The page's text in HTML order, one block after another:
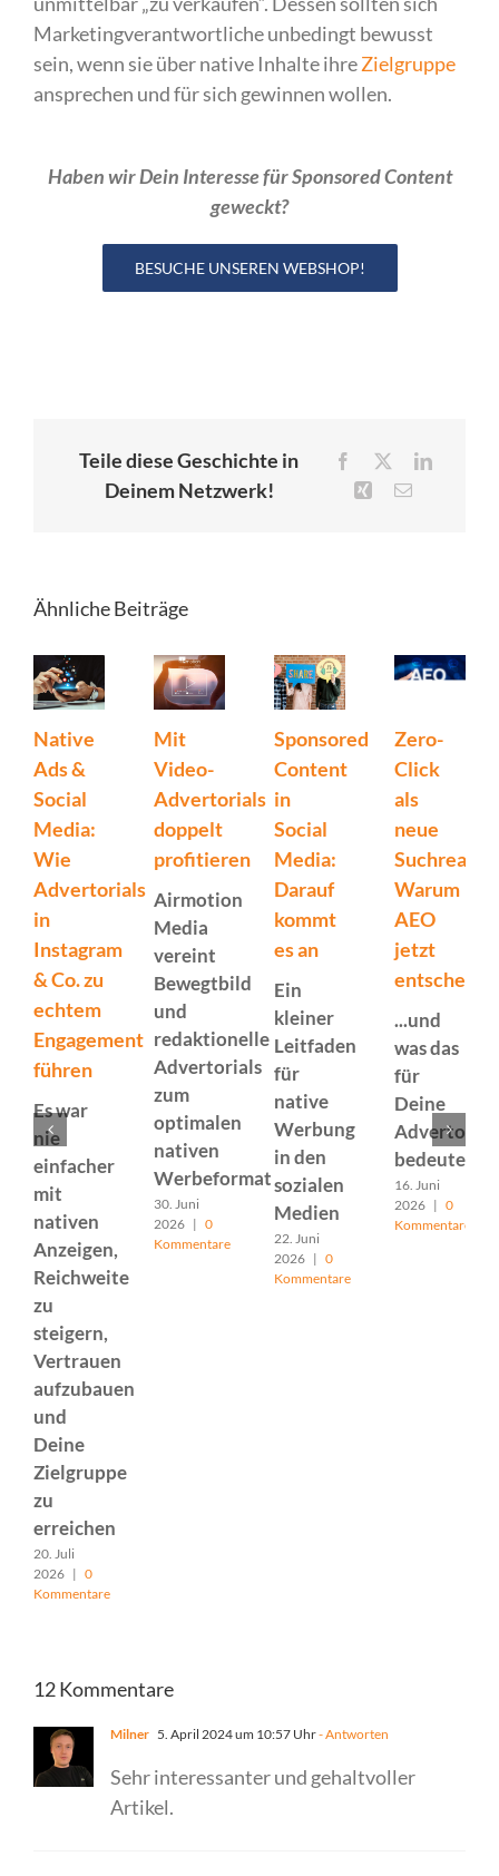
Marketingverantwortliche unbedingt bewusst
sein, wenn sie über native Inhalte ihreZielgruppe
ansprechen und für sich gewinnen wollen.
Haben wir Dein Interesse für Sponsored Content
geweckt?
BESUCHE UNSEREN WEBSHOP!
Teile diese Geschichte in
Deinem Netzwerk!
Facebook
LinkedIn
Xing E-
Ähnliche Beiträge
Native
Ads &
Social
Media:
Wie
Advertorials
in
Instagram
& Co. zu
echtem
Engagement
führen
Es war
nie
einfacher
mit
nativen
Anzeigen,
Reichweite
zu
steigern,
Vertrauen
aufzubauen
und
Deine
Zielgruppe
zu
erreichen
20. Juli
2026 | 0
Kommentare
Mit
Video-
Advertorials
doppelt
profitieren
Airmotion
Media
vereint
Bewegtbild
und
redaktionelle
Advertorials
zum
optimalen
nativen
Werbeformat
30. Juni
2026 | 0
Kommentare
Sponsored
Content
in
Social
Media:
Darauf
kommt
es an
Ein
kleiner
Leitfaden
für
native
Werbung
in den
sozialen
Medien
22. Juni
2026 | 0
Kommentare
Zero-
Click
als
neue
Warum
AEO
jetzt
...und
was das
für
Deine
bedeutet
16. Juni
2026 | 0
Kommentare
12 Kommentare
Milner 5. April 2024 um 10:57 Uhr- Antworten
Sehr interessanter und gehaltvoller
Artikel.